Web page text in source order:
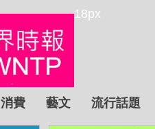
18px
消費 藝文 流行話題